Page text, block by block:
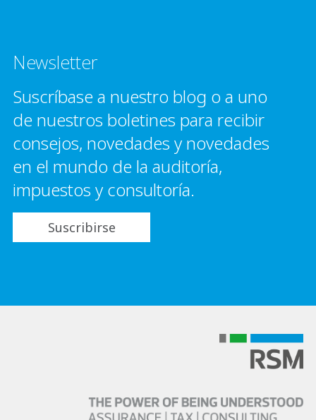
Newsletter
Suscríbase a nuestro blog o a uno
de nuestros boletines para recibir
consejos, novedades y novedades
en el mundo de la auditoría,
impuestos y consultoría.
Suscribirse